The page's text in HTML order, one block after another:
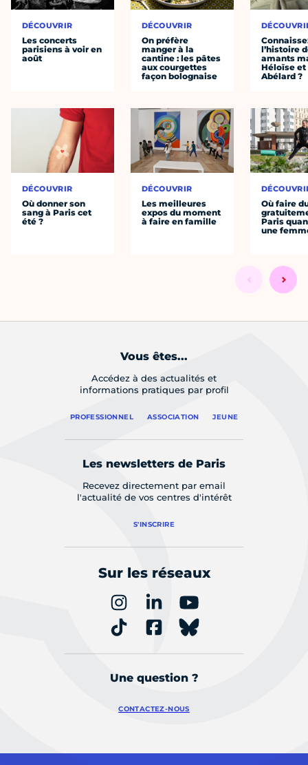
DÉCOUVRIR
Les concerts
parisiens à voir en
août
DÉCOUVRIR
Où donner son
sang à Paris cet
été ?
DÉCOUVRIR
On préfère
manger à la
cantine : les pâtes
aux courgettes
façon bolognaise
DÉCOUVRIR
Les meilleures
expos du moment
à faire en famille
l’histoire
amants
Héloïse et
Abélard ?
Où faire
Paris
une
Vous êtes...
Accédez à des actualités et
informations pratiques par profil
PROFESSIONNEL ASSOCIATION JEUNE
Les newsletters de Paris
Recevez directement par email
l'actualité de vos centres d'intérêt
S'INSCRIRE
Sur les réseaux
Une question ?
CONTACTEZ-NOUS